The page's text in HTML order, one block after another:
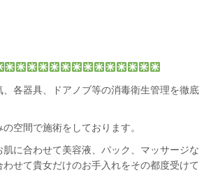
、各器具、ドアノブ等の消毒衛生管理を徹底
空間で施術をしております。
肌に合わせて美容液、パック、マッサージな
わせて貴女だけのお手入れをその都度受けて